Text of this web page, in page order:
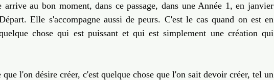
au bon moment, dans ce passage, dans une Année 1, en janvier
Elle s'accompagne aussi de peurs. C'est le cas quand on est en
chose qui est puissant et qui est simplement une création qui
que l'on désire créer, c'est quelque chose que l'on sait devoir créer, tel un